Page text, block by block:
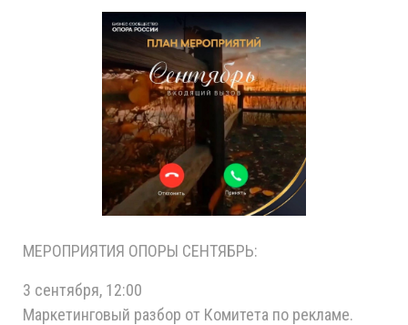
МЕРОПРИЯТИЯ ОПОРЫ СЕНТЯБРЬ:
3 сентября, 12:00
Маркетинговый разбор от Комитета по рекламе.